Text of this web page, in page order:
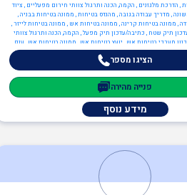
, הדרכת מלגזנים , הקמה, הכנה ותרגול צוותי חירום מפעליים , ציוד
, מדריך עבודה בגובה , מהנדס בטיחות , ממונה בטיחות בבניה ,
, ממונה בטיחות קרינה , ממונה בטיחות אש , ממונה בטיחות לייזר ,
תיק שטח , כתיבה/עדכון תיק מפעל , הקמה, הכנה ותרגול צוותי
מערכי בטיחות אש , יועץ בטיחות אש , ממונה בטיחות אש , ענף
הבנייה , ממונה בטיחות בבניה
הציגו מספר
פנייה מהירה
מידע נוסף